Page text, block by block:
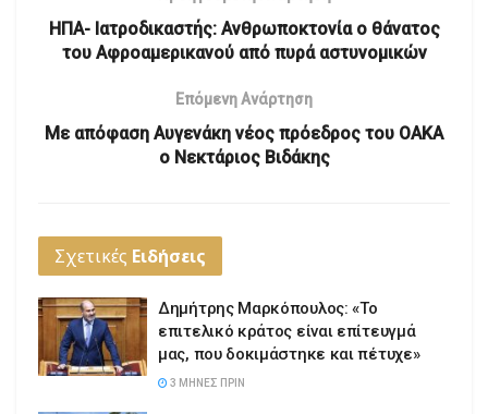
ΗΠΑ- Ιατροδικαστής: Ανθρωποκτονία ο θάνατος
του Αφροαμερικανού από πυρά αστυνομικών
Επόμενη Ανάρτηση
Με απόφαση Αυγενάκη νέος πρόεδρος του ΟΑΚΑ
ο Νεκτάριος Βιδάκης
Σχετικές Ειδήσεις
Δημήτρης Μαρκόπουλος: «Το
επιτελικό κράτος είναι επίτευγμά
μας, που δοκιμάστηκε και πέτυχε»
3 ΜΉΝΕΣ ΠΡΙΝ